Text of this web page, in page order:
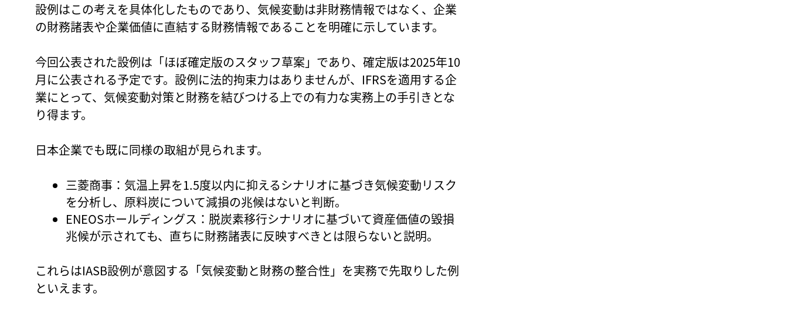
設例はこの考えを具体化したものであり、気候変動は非財務情報ではなく、企業
の財務諸表や企業価値に直結する財務情報であることを明確に示しています。
今回公表された設例は「ほぼ確定版のスタッフ草案」であり、確定版は2025年10
月に公表される予定です。設例に法的拘束力はありませんが、IFRSを適用する企
業にとって、気候変動対策と財務を結びつける上での有力な実務上の手引きとな
り得ます。
日本企業でも既に同様の取組が見られます。
三菱商事：気温上昇を1.5度以内に抑えるシナリオに基づき気候変動リスク
を分析し、原料炭について減損の兆候はないと判断。
ENEOSホールディングス：脱炭素移行シナリオに基づいて資産価値の毀損
兆候が示されても、直ちに財務諸表に反映すべきとは限らないと説明。
これらはIASB設例が意図する「気候変動と財務の整合性」を実務で先取りした例
といえます。